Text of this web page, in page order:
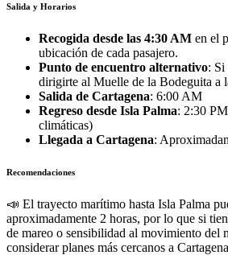
Salida y Horarios
Recogida desde las 4:30 AM en el
ubicación de cada pasajero.
Punto de encuentro alternativo: Si
dirigirte al Muelle de la Bodeguita a
Salida de Cartagena: 6:00 AM
Regreso desde Isla Palma: 2:30
climáticas)
Llegada a Cartagena:
Recomendaciones
📣 El trayecto marítimo hasta Isla Palma
aproximadamente 2 horas, por lo que si
de mareo o sensibilidad al movimiento del
considerar planes más cercanos a